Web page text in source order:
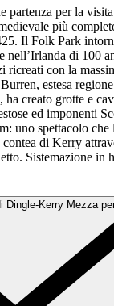
partenza per la
più
Il Folk Park
nell’Irlanda di 100
ricreati con la
estesa
creato grotte e
ed imponenti
uno spettacolo che
di Kerry
Sistemazione in
Dingle-Kerry Mezza